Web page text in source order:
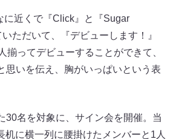
に近くで『Click』と『Sugar
ただいて、『デビューします！』
揃ってデビューすることができて、
思いを伝え、胸がいっぱいという表
30名を対象に、サイン会を開催。当
机に横一列に腰掛けたメンバーと1人